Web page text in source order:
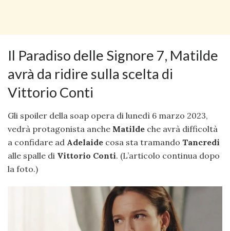
Il Paradiso delle Signore 7, Matilde
avrà da ridire sulla scelta di
Vittorio Conti
Gli spoiler della soap opera di lunedì 6 marzo 2023,
vedrà protagonista anche Matilde che avrà difficoltà
a confidare ad Adelaide cosa sta tramando Tancredi
alle spalle di Vittorio Conti. (L’articolo continua dopo
la foto.)